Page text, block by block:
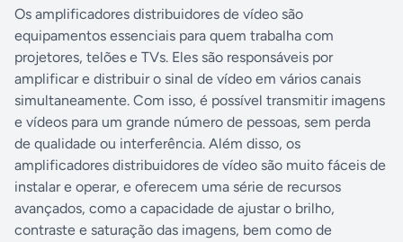
Os amplificadores distribuidores de vídeo são
equipamentos essenciais para quem trabalha com
projetores, telões e TVs. Eles são responsáveis por
amplificar e distribuir o sinal de vídeo em vários canais
simultaneamente. Com isso, é possível transmitir imagens
e vídeos para um grande número de pessoas, sem perda
de qualidade ou interferência. Além disso, os
amplificadores distribuidores de vídeo são muito fáceis de
instalar e operar, e oferecem uma série de recursos
avançados, como a capacidade de ajustar o brilho,
contraste e saturação das imagens, bem como de